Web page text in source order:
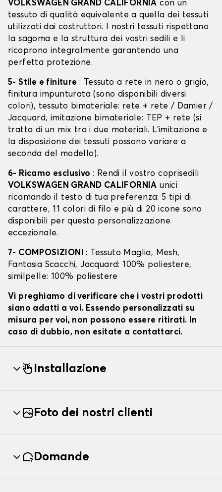
VOLKSWAGEN GRAND CALIFORNIA con un
tessuto di qualità equivalente a quella dei tessuti
utilizzati dai costruttori. I nostri tessuti rispettano
la sagoma e la struttura dei vostri sedili e li
ricoprono integralmente garantendo una
perfetta protezione.
5- Stile e finiture : Tessuto a rete in nero o grigio,
finitura impunturata (sono disponibili diversi
colori), tessuto bimateriale: rete + rete / Damier /
Jacquard, imitazione bimateriale: TEP + rete (si
tratta di un mix tra i due materiali. L'imitazione e
la disposizione dei tessuti possono variare a
seconda del modello).
6- Ricamo esclusivo : Rendi il vostro coprisedili
VOLKSWAGEN GRAND CALIFORNIA unici
ricamando il testo di tua preferenza: 5 tipi di
carattere, 11 colori di filo e più di 20 icone sono
disponibili per questa personalizzazione
eccezionale.
7- COMPOSIZIONI: Tessuto Maglia, Mesh,
Fantasia Scacchi, Jacquard: 100% poliestere,
similpelle: 100% poliestere
Vi preghiamo di verificare che i vostri prodotti
siano adatti a voi. Essendo personalizzati su
misura per voi, non possono essere ritirati. In
caso di dubbio, non esitate a contattarci.
Installazione
Foto dei nostri clienti
Domande